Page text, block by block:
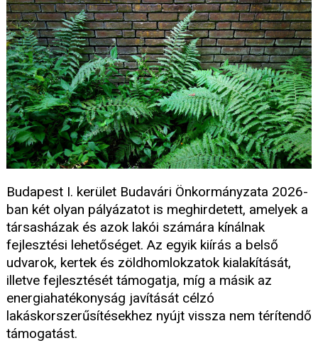
Budapest I. kerület Budavári Önkormányzata 2026-
ban két olyan pályázatot is meghirdetett, amelyek a
társasházak és azok lakói számára kínálnak
fejlesztési lehetőséget. Az egyik kiírás a belső
udvarok, kertek és zöldhomlokzatok kialakítását,
illetve fejlesztését támogatja, míg a másik az
energiahatékonyság javítását célzó
lakáskorszerűsítésekhez nyújt vissza nem térítendő
támogatást.